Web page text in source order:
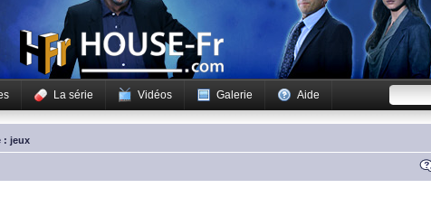
La série Vidéos Galerie Aide
: jeux